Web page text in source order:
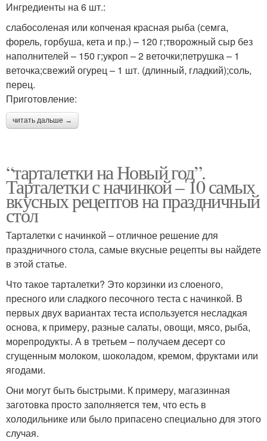
Ингредиенты на 6 шт.:
слабосоленая или копченая красная рыба (семга,
форель, горбуша, кета и пр.) – 120 г;творожный сыр без
наполнителей – 150 г;укроп – 2 веточки;петрушка – 1
веточка;свежий огурец – 1 шт. (длинный, гладкий);соль,
перец.
Приготовление:
читать дальше →
“тарталетки на Новый год”.
Тарталетки с начинкой – 10 самых
вкусных рецептов на праздничный
стол
Тарталетки с начинкой – отличное решение для
праздничного стола, самые вкусные рецепты вы найдете
в этой статье.
Что такое тарталетки? Это корзинки из слоеного,
пресного или сладкого песочного теста с начинкой. В
первых двух вариантах теста используется несладкая
основа, к примеру, разные салаты, овощи, мясо, рыба,
морепродукты. А в третьем – получаем десерт со
сгущенным молоком, шоколадом, кремом, фруктами или
ягодами.
Они могут быть быстрыми. К примеру, магазинная
заготовка просто заполняется тем, что есть в
холодильнике или было припасено специально для этого
случая.